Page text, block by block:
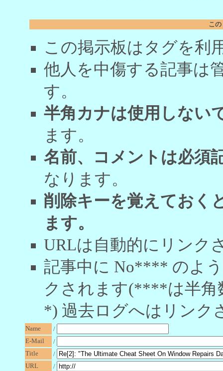
こ
この掲示板はタグを利
他人を中傷する記事は
す。
半角カナは使用しない
ます。
名前、コメントは必須
なります。
削除キーを覚えておく
ます。
URLは自動的にリンク
記事中に No**** のよ
クされます(****は半角
*) 過去ログへはリンク
Name
/
E-Mail
/
Title
/
URL
/